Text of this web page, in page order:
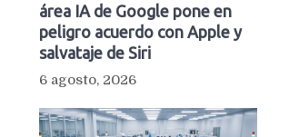
área IA de Google pone en
peligro acuerdo con Apple y
salvataje de Siri
6 agosto, 2026